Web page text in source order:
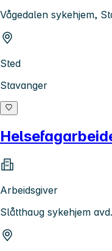
Vågedalen sykehjem,
Sted
Stavanger
Arbeidsgiver
Slåtthaug sykehjem